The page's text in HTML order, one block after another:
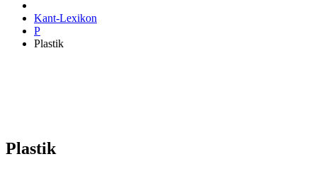
Kant-Lexikon
P
Plastik
Plastik